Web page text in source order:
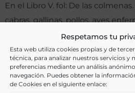
Respetamos tu
Esta web utiliza cookies propias y de
técnica, para analizar nuestros servicios y
preferencias mediante un análisis
navegación. Puedes obtener la
de Cookies en el siguiente enlace:
En el Libro V. fol: De las
cabras, gallinas, pollos, aves
remedios, ovejas y ganado
palomas y palomares, pavones,
vacuno, etc.
Otras ediciones: